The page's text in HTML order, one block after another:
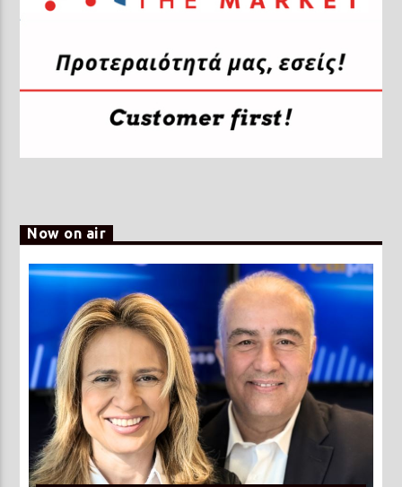
Now on air